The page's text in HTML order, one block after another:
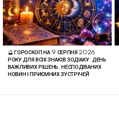
🔮 ГОРОСКОП НА 9 СЕРПНЯ 2026
РОКУ ДЛЯ ВСІХ ЗНАКІВ ЗОДІАКУ: ДЕНЬ
ВАЖЛИВИХ РІШЕНЬ, НЕСПОДІВАНИХ
НОВИН І ПРИЄМНИХ ЗУСТРІЧЕЙ